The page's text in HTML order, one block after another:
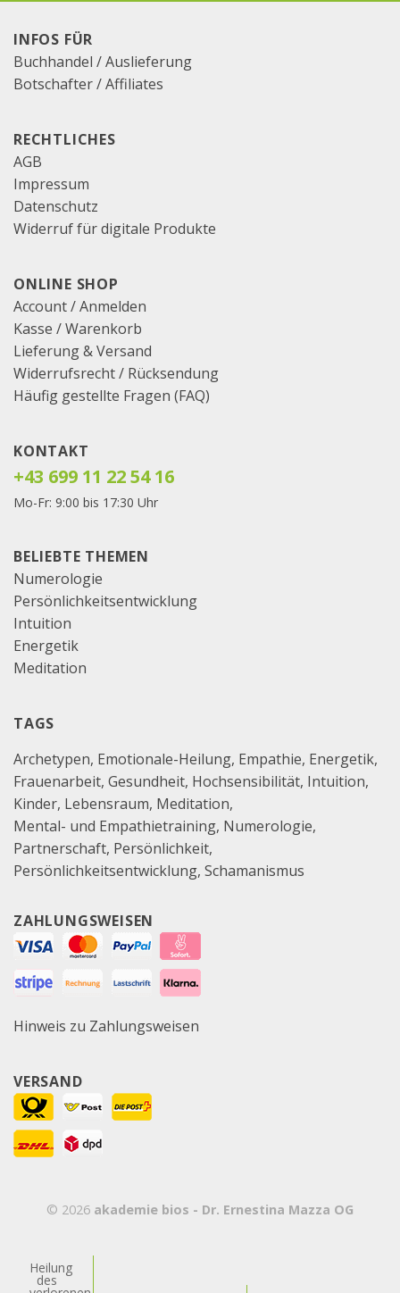
Heilung
des
INFOS FÜR
Buchhandel / Auslieferung
Botschafter / Affiliates
RECHTLICHES
AGB
Impressum
Datenschutz
Widerruf für digitale Produkte
ONLINE SHOP
Account / Anmelden
Kasse /Warenkorb
Lieferung & Versand
Widerrufsrecht / Rücksendung
Häufig gestellte Fragen (FAQ)
KONTAKT
+43 699 11 22 54 16
Mo-Fr: 9:00 bis 17:30 Uhr
BELIEBTE THEMEN
Numerologie
Persönlichkeitsentwicklung
Intuition
Energetik
Meditation
TAGS
Archetypen Emotionale-Heilung Empathie Energetik
Frauenarbeit Gesundheit Hochsensibilität Intuition
Kinder Lebensraum Meditation
Mental- und Empathietraining Numerologie
Partnerschaft Persönlichkeit
Persönlichkeitsentwicklung Schamanismus
ZAHLUNGSWEISEN
Hinweis zu Zahlungsweisen
VERSAND
© 2026 akademie bios - Dr. Ernestina Mazza OG